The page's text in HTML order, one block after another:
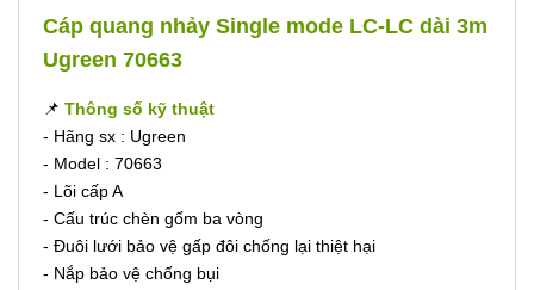
Cáp quang nhảy Single mode LC-LC dài 3m
Ugreen 70663
📌 Thông số kỹ thuật
- Hãng sx : Ugreen
- Model : 70663
- Lõi cấp A
- Cấu trúc chèn gốm ba vòng
- Đuôi lưới bảo vệ gấp đôi chống lại thiệt hại
- Nắp bảo vệ chống bụi